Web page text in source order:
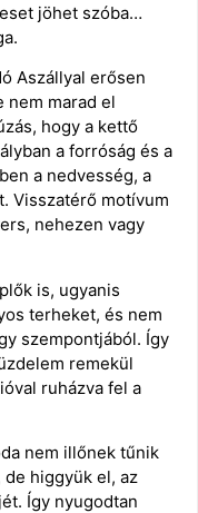
jöhet szóba…
Aszállyal erősen
nem marad el
hogy a kettő
a forróság és a
a nedvesség, a
Visszatérő motívum
nehezen vagy
is, ugyanis
terheket, és nem
szempontjából. Így
remekül
ruházva fel a
nem illőnek tűnik
higgyük el, az
Így nyugodtan